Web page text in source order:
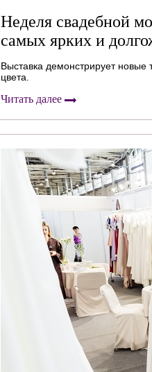
Неделя свадебной
самых ярких и
Выставка демонстрирует
цвета.
Читать далее